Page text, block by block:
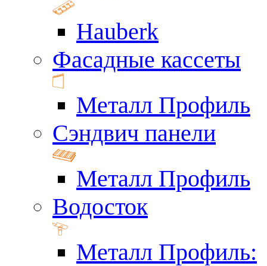
Hauberk
Фасадные кассеты
Металл Профиль
Сэндвич панели
Металл Профиль
Водосток
Металл Профиль: